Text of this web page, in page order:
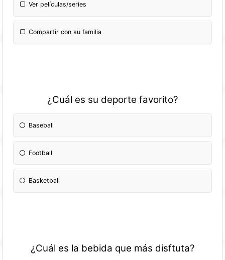
Ver películas/series
Compartir con su familia
¿Cuál es su deporte favorito?
Baseball
Football
Basketball
¿Cuál es la bebida que más disftuta?